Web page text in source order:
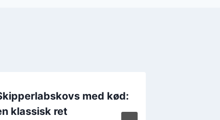
med kød:
klassisk ret